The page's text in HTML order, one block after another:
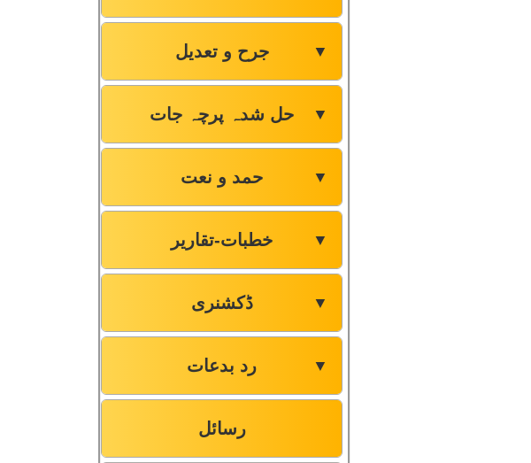
جرح و تعدیل ▼
حل شدہ پرچہ جات ▼
حمد و نعت ▼
خطبات-تقاریر ▼
ڈکشنری ▼
رد بدعات ▼
رسائل